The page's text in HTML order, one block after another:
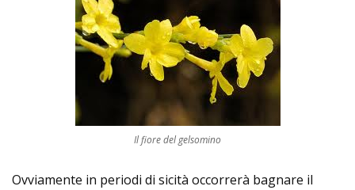
Il fiore del gelsomino
Ovviamente in periodi di sicità occorrerà bagnare il